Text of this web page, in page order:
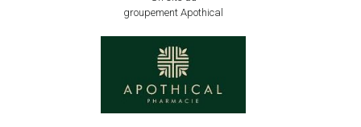
groupement Apothical